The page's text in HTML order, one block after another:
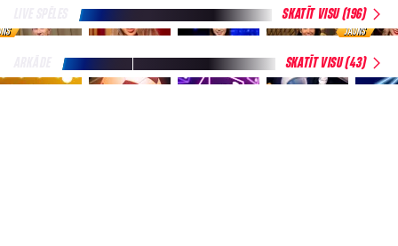
SKATĪT VISU (196)
JAUNS
SKATĪT VISU (43)